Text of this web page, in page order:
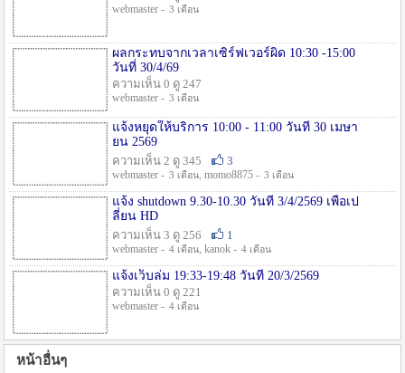
webmaster - 3 เดือน
ผลกระทบจากเวลาเซิร์ฟเวอร์ผิด 10:30 -15:00
วันที่ 30/4/69
ความเห็น 0 ดู 247
webmaster - 3 เดือน
แจ้งหยุดให้บริการ 10:00 - 11:00 วันที่ 30 เมษา
ยน 2569
ความเห็น 2 ดู 345
3
webmaster - 3 เดือน, momo8875 - 3 เดือน
แจ้ง shutdown 9.30-10.30 วันที่ 3/4/2569 เพื่อเป
ลี่ยน HD
ความเห็น 3 ดู 256
1
webmaster - 4 เดือน, kanok - 4 เดือน
แจ้งเว็บล่ม 19:33-19:48 วันที่ 20/3/2569
ความเห็น 0 ดู 221
webmaster - 4 เดือน
หน้าอื่นๆ